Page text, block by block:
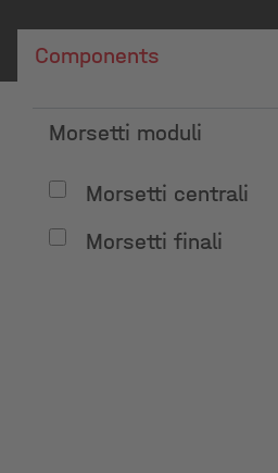
Components
Morsetti moduli
Morsetti centrali
Morsetti finali